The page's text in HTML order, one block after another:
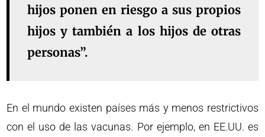
hijos ponen en riesgo a sus propios
hijos y también a los hijos de otras
personas”.
En el mundo existen países más y menos restrictivos
con el uso de las vacunas. Por ejemplo, en EE.UU. es